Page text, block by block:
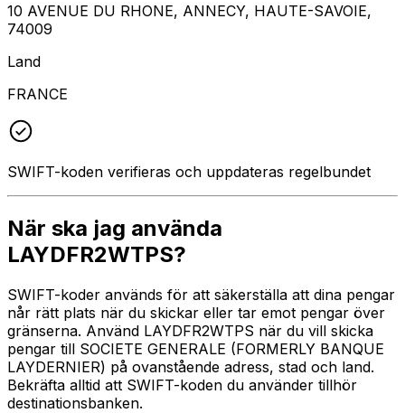
10 AVENUE DU RHONE, ANNECY, HAUTE-SAVOIE,
74009
Land
FRANCE
SWIFT-koden verifieras och uppdateras regelbundet
När ska jag använda
LAYDFR2WTPS?
SWIFT-koder används för att säkerställa att dina pengar
når rätt plats när du skickar eller tar emot pengar över
gränserna. Använd LAYDFR2WTPS när du vill skicka
pengar till SOCIETE GENERALE (FORMERLY BANQUE
LAYDERNIER) på ovanstående adress, stad och land.
Bekräfta alltid att SWIFT-koden du använder tillhör
destinationsbanken.